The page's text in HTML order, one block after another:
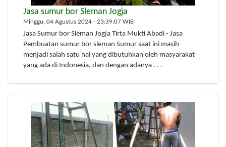
Jasa sumur bor Sleman Jogja
Minggu, 04 Agustus 2024 - 23:39:07 WIB
Jasa Sumur bor Sleman Jogja Tirta Mukti Abadi - Jasa
Pembuatan sumur bor sleman Sumur saat ini masih
menjadi salah satu hal yang dibutuhkan oleh masyarakat
yang ada di Indonesia, dan dengan adanya . . .